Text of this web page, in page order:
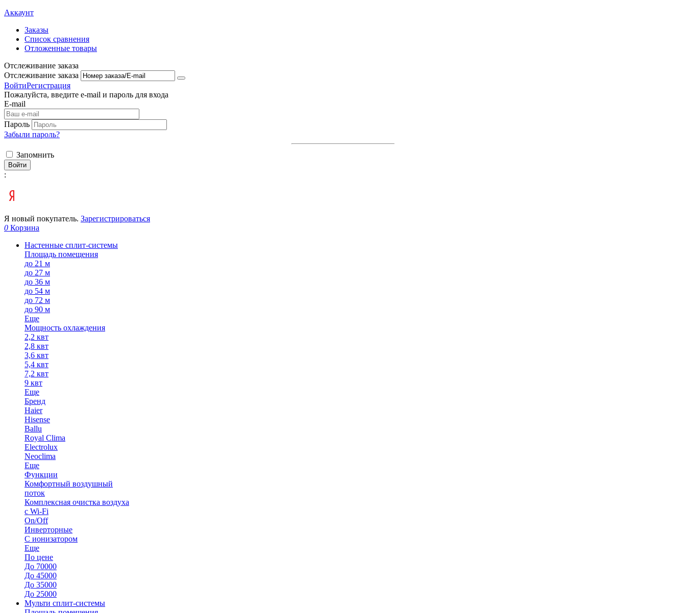
Аккаунт
Заказы
Список сравнения
Отложенные товары
Отслеживание заказа
Отслеживание заказа
ВойтиРегистрация
Пожалуйста, введите e-mail и пароль для входа
E-mail
Пароль
Забыли пароль?
Запомнить
Войти
:
Я новый покупатель. Зарегистрироваться
0 Корзина
Настенные сплит-системы
Площадь помещения
до 21 м
до 27 м
до 36 м
до 54 м
до 72 м
до 90 м
Еще
Мощность охлаждения
2,2 квт
2,8 квт
3,6 квт
5,4 квт
7,2 квт
9 квт
Еще
Бренд
Haier
Hisense
Ballu
Royal Clima
Electrolux
Neoclima
Еще
Функции
Комфортный воздушный
поток
Комплексная очистка воздуха
с Wi-Fi
On/Off
Инверторные
С ионизатором
Еще
По цене
До 70000
До 45000
До 35000
До 25000
Мульти сплит-системы